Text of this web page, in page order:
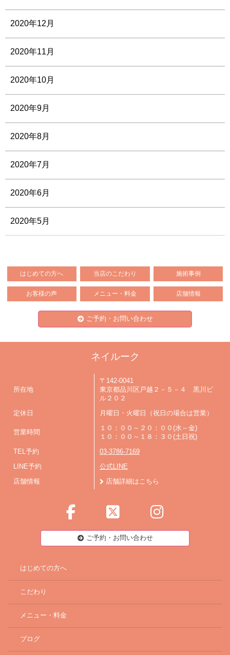
2020年12月
2020年11月
2020年10月
2020年9月
2020年8月
2020年7月
2020年6月
2020年5月
はじめての方へ 当店のこだわり 施術事例
お客様の声 メニュー・料金 店舗情報
ご予約・お問い合わせ
ネイルーク
所在地
〒142-0041
東京都品川区戸越２－５－４ 黒川ビ
ル２０２
定休日 月曜日・火曜日（祝日の場合は営業）
営業時間
１０：００～２０：００(水～金)
１０：００～１８：３０(土日祝)
TEL予約 03-3786-7169
LINE予約 公式LINE
店舗情報 店舗詳細はこちら
ご予約・お問い合わせ
はじめての方へ
こだわり
メニュー・料金
ブログ